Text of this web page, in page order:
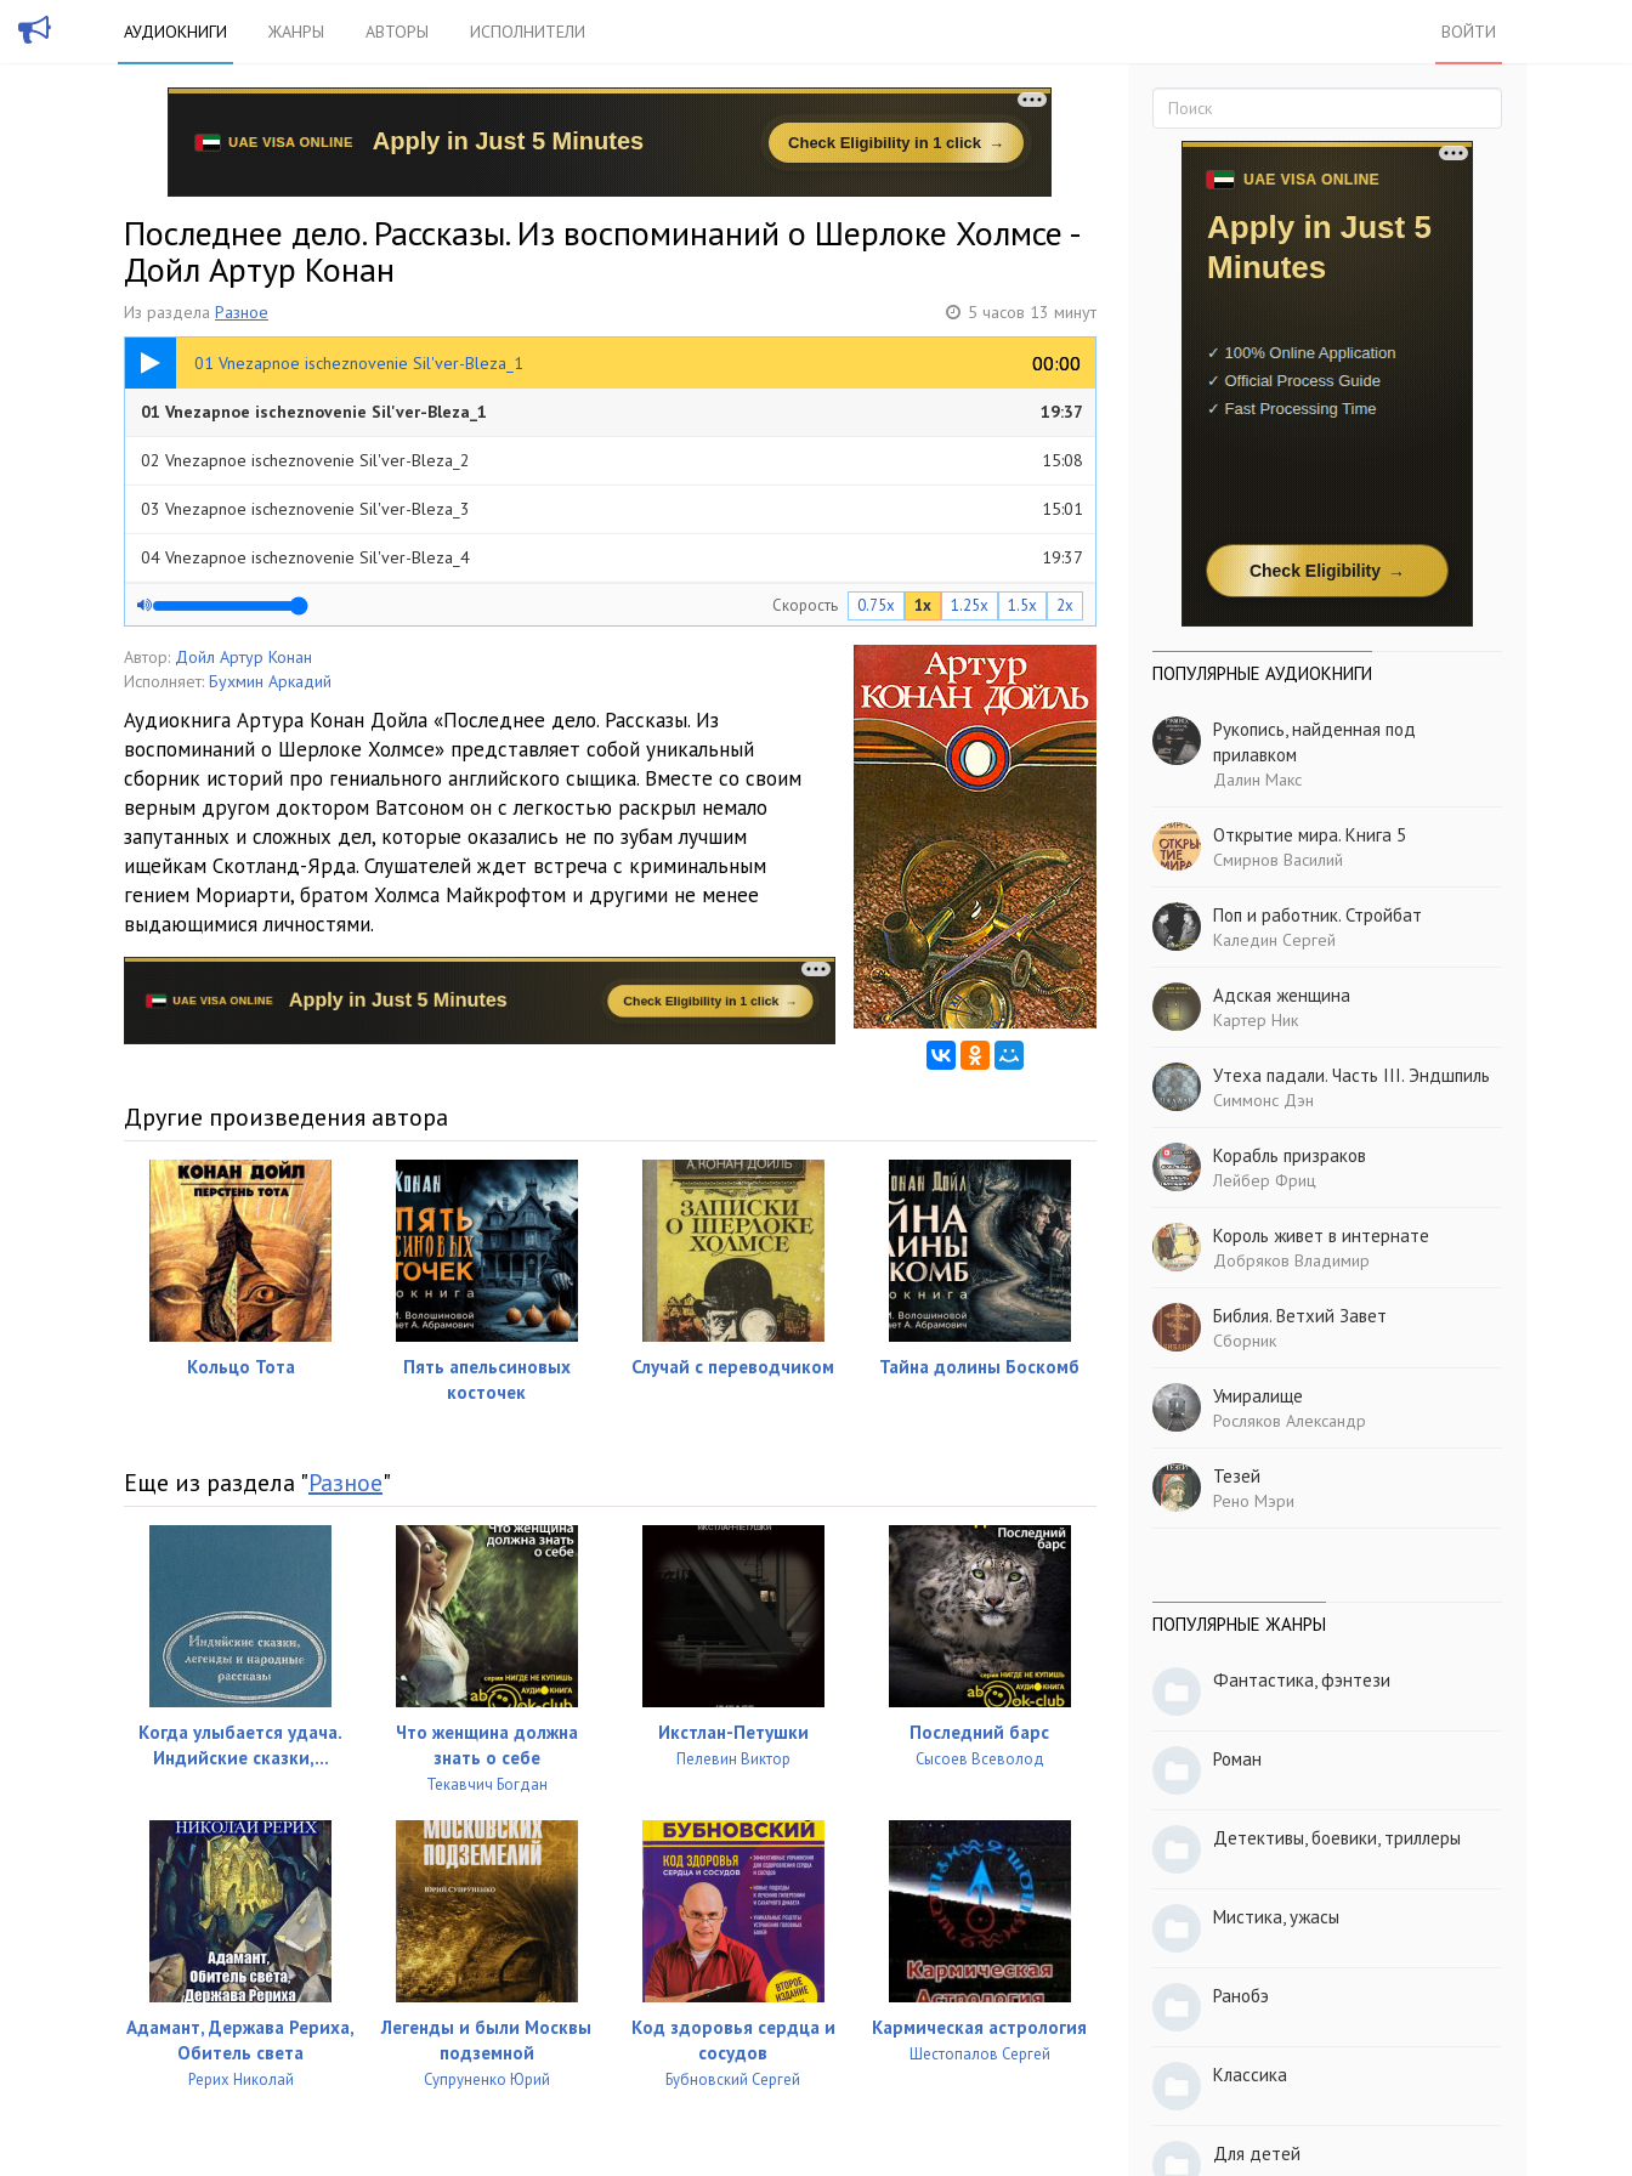
АУДИОКНИГИ ЖАНРЫ АВТОРЫ ИСПОЛНИТЕЛИ ВОЙТИ
Последнее дело. Рассказы. Из воспоминаний о Шерлоке Холмсе -
Дойл Артур Конан
Из раздела Разное 5 часов 13 минут
01 Vnezapnoe ischeznovenie Sil'ver-Bleza_1 00:00
00:00
19:37
01 Vnezapnoe ischeznovenie Sil'ver-Bleza_1 19:37
02 Vnezapnoe ischeznovenie Sil'ver-Bleza_2 15:08
03 Vnezapnoe ischeznovenie Sil'ver-Bleza_3 15:01
04 Vnezapnoe ischeznovenie Sil'ver-Bleza_4 19:37
05 Mesgrevskij obrjad_1 20:05
06 Mesgrevskij obrjad_2 20:01
16:04
08 Rejgetskie pomeschiki_1 15:04
09 Rejgetskie pomeschiki_2 15:25
10 Rejgetskie pomeschiki_3 16:58
11 Morskoj dogovor_1 17:54
18:14
13 Morskoj dogovor_3 18:03
14 Morskoj dogovor_4
16 Poslednee delo_1 20:14
17 Poslednee delo_2 15:09
18 Poslednee delo_3 16:41
Скорость 0.75x 1x 1.25x 1.5x 2x
Автор: Дойл Артур Конан
Исполняет: Бухмин Аркадий
Аудиокнига Артура Конан Дойла «Последнее дело. Рассказы. Из
воспоминаний о Шерлоке Холмсе» представляет собой уникальный
сборник историй про гениального английского сыщика. Вместе со своим
верным другом доктором Ватсоном он с легкостью раскрыл немало
запутанных и сложных дел, которые оказались не по зубам лучшим
ищейкам Скотланд-Ярда. Слушателей ждет встреча с криминальным
гением Мориарти, братом Холмса Майкрофтом и другими не менее
выдающимися личностями.
Другие произведения автора
Кольцо Тота
Пять апельсиновых
косточек
Случай с переводчиком Тайна долины Боскомб
Еще из раздела "Разное"
Когда улыбается удача.
Индийские сказки,...
Что женщина должна
знать о себе
Текавчич Богдан
Икстлан-Петушки
Пелевин Виктор
Последний барс
Сысоев Всеволод
Адамант, Держава Рериха,
Обитель света
Рерих Николай
Легенды и были Москвы
подземной
Супруненко Юрий
Код здоровья сердца и
сосудов
Бубновский Сергей
Кармическая астрология
Шестопалов Сергей
ПОПУЛЯРНЫЕ АУДИОКНИГИ
Рукопись, найденная под
прилавком
Далин Макс
Открытие мира. Книга 5
Смирнов Василий
Поп и работник. Стройбат
Каледин Сергей
Адская женщина
Картер Ник
Утеха падали. Часть III. Эндшпиль
Симмонс Дэн
Корабль призраков
Лейбер Фриц
Король живет в интернате
Добряков Владимир
Библия. Ветхий Завет
Сборник
Умиралище
Росляков Александр
Тезей
Рено Мэри
ПОПУЛЯРНЫЕ ЖАНРЫ
Фантастика, фэнтези
Роман
Детективы, боевики, триллеры
Мистика, ужасы
Ранобэ
Классика
Для детей